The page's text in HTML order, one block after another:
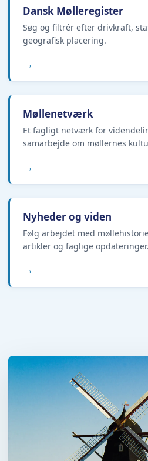
Dansk Mølleregister
Søg og filtrér efter drivkraft,
geografisk placering.
→
Møllenetværk
Et fagligt netværk for
samarbejde om møllernes
→
Nyheder og viden
Følg arbejdet med
artikler og faglige opdateringer.
→